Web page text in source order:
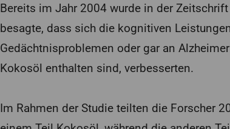
Bereits im Jahr 2004 wurde in der
besagte, dass sich die kognitiven
Gedächtnisproblemen oder gar an
Kokosöl enthalten sind, verbesserten.
Im Rahmen der Studie teilten die Forscher